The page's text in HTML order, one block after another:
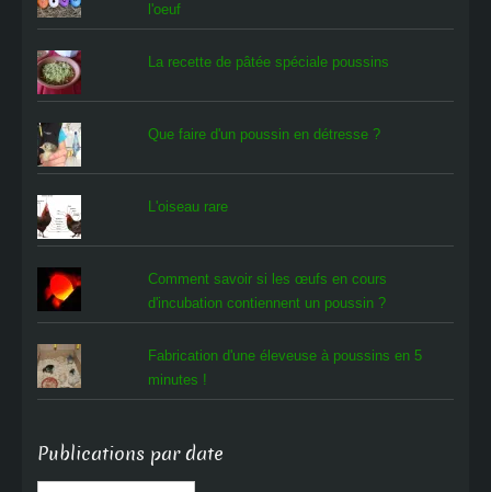
l'oeuf
La recette de pâtée spéciale poussins
Que faire d'un poussin en détresse ?
L'oiseau rare
Comment savoir si les œufs en cours
d'incubation contiennent un poussin ?
Fabrication d'une éleveuse à poussins en 5
minutes !
Publications par date